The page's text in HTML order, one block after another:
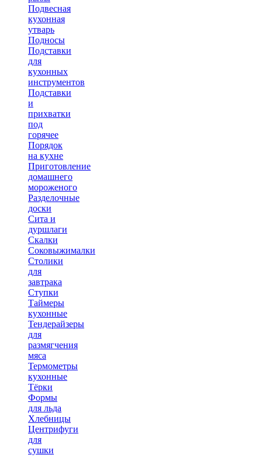
Подвесная
кухонная
утварь
Подносы
Подставки
для
кухонных
инструментов
Подставки
и
прихватки
под
горячее
Порядок
на кухне
Приготовление
домашнего
мороженого
Разделочные
доски
Сита и
дуршлаги
Скалки
Соковыжималки
Столики
для
завтрака
Ступки
Таймеры
кухонные
Тендерайзеры
для
размягчения
мяса
Термометры
кухонные
Тёрки
Формы
для льда
Хлебницы
Центрифуги
для
сушки